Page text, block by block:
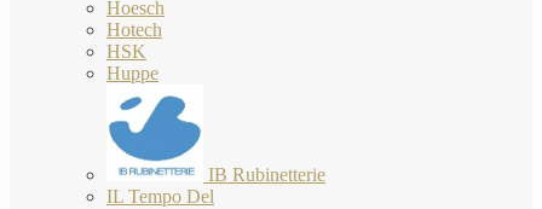
Hoesch
Hotech
HSK
Huppe
IB Rubinetterie
IL Tempo Del